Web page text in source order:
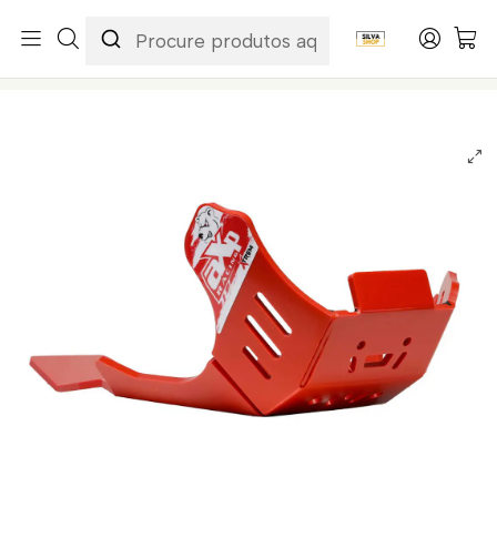
Proteção de Cárter AXP Xtrem - HDPE 8 Mm Gas-gas EC250F /
EC350F / ES350 / EX250F / EX350F / MC250F / MC350F 2024-